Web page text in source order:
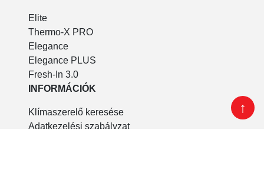
↑
Elite
Thermo-X PRO
Elegance
Elegance PLUS
Fresh-In 3.0
INFORMÁCIÓK
Klímaszerelő keresése
Adatkezelési szabályzat